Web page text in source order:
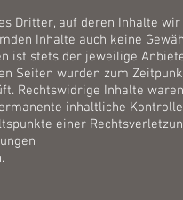
Dritter, auf deren Inhalte
Inhalte auch keine
ist stets der jeweilige
Seiten wurden zum
Rechtswidrige Inhalte
inhaltliche
einer